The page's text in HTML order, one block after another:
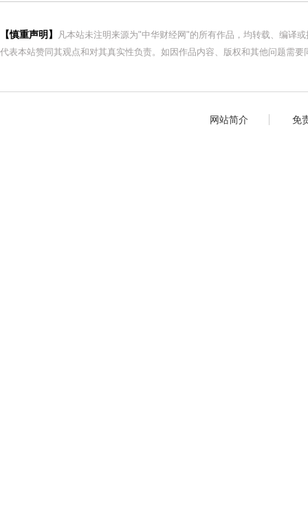
【慎重声明】
凡本站未注明来源为"中华财经网"的所有作品，均转载、编译
代表本站赞同其观点和对其真实性负责。如因作品内容、版权和其他问题需
网站简介 免